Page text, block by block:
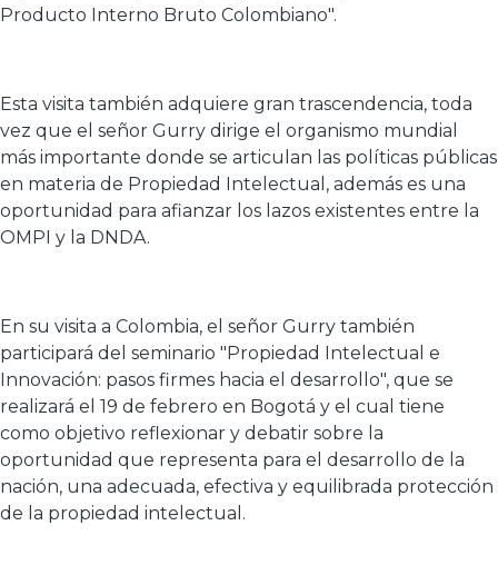
Producto Interno Bruto Colombiano".
Esta visita también adquiere gran trascendencia, toda
vez que el señor Gurry dirige el organismo mundial
más importante donde se articulan las políticas públicas
en materia de Propiedad Intelectual, además es una
oportunidad para afianzar los lazos existentes entre la
OMPI y la DNDA.
En su visita a Colombia, el señor Gurry también
participará del seminario "Propiedad Intelectual e
Innovación: pasos firmes hacia el desarrollo", que se
realizará el 19 de febrero en Bogotá y el cual tiene
como objetivo reflexionar y debatir sobre la
oportunidad que representa para el desarrollo de la
nación, una adecuada, efectiva y equilibrada protección
de la propiedad intelectual.